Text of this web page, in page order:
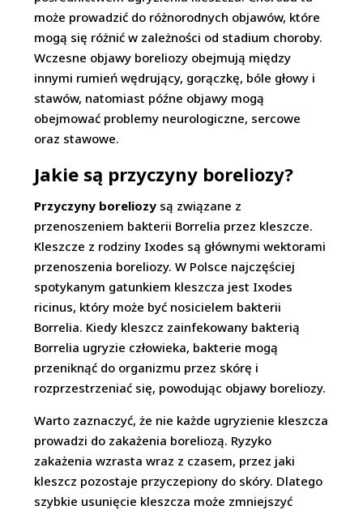
może prowadzić do różnorodnych objawów, które
mogą się różnić w zależności od stadium choroby.
Wczesne objawy boreliozy obejmują między
innymi rumień wędrujący, gorączkę, bóle głowy i
stawów, natomiast późne objawy mogą
obejmować problemy neurologiczne, sercowe
oraz stawowe.
Jakie są przyczyny boreliozy?
Przyczyny boreliozy są związane z
przenoszeniem bakterii Borrelia przez kleszcze.
Kleszcze z rodziny Ixodes są głównymi wektorami
przenoszenia boreliozy. W Polsce najczęściej
spotykanym gatunkiem kleszcza jest Ixodes
ricinus, który może być nosicielem bakterii
Borrelia. Kiedy kleszcz zainfekowany bakterią
Borrelia ugryzie człowieka, bakterie mogą
przeniknąć do organizmu przez skórę i
rozprzestrzeniać się, powodując objawy boreliozy.
Warto zaznaczyć, że nie każde ugryzienie kleszcza
prowadzi do zakażenia boreliozą. Ryzyko
zakażenia wzrasta wraz z czasem, przez jaki
kleszcz pozostaje przyczepiony do skóry. Dlatego
szybkie usunięcie kleszcza może zmniejszyć